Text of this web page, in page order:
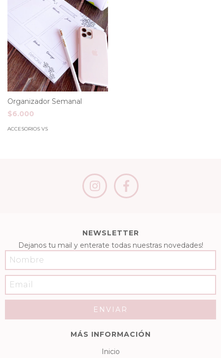
Organizador Semanal
$6.000
ACCESORIOS VS
NEWSLETTER
Dejanos tu mail y enterate todas nuestras novedades!
MÁS INFORMACIÓN
Inicio